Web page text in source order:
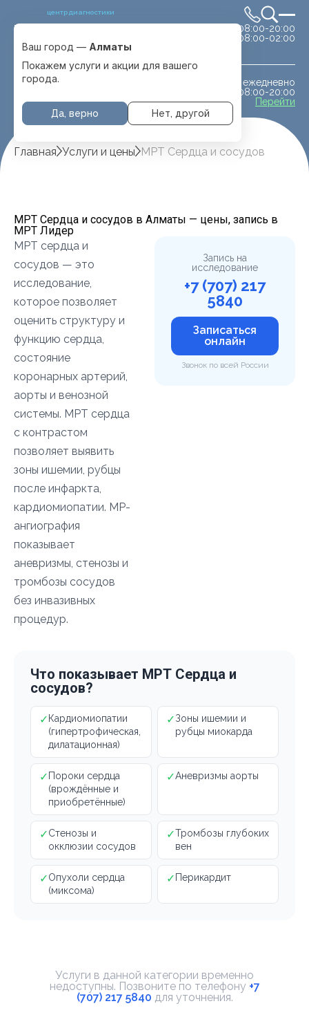
центр диагностики
Выбрать город
с. Отеген батыра
сб-вс 08:00-20:00
08:00-02:00
ежедневно
08:00-20:00
Перейти
Ваш город — Алматы
Покажем услуги и акции для вашего
города.
Да, верно Нет, другой
Главная Услуги и цены МРТ Сердца и сосудов
МРТ Сердца и сосудов в Алматы — цены, запись в
МРТ Лидер
МРТ сердца и
сосудов — это
исследование,
которое позволяет
оценить структуру и
функцию сердца,
состояние
коронарных артерий,
аорты и венозной
системы. МРТ сердца
с контрастом
позволяет выявить
зоны ишемии, рубцы
после инфаркта,
кардиомиопатии. МР-
ангиография
показывает
аневризмы, стенозы и
тромбозы сосудов
без инвазивных
процедур.
Запись на
исследование
+7 (707) 217
5840
Записаться
онлайн
Звонок по всей России
Что показывает МРТ Сердца и
сосудов?
✓ Кардиомиопатии
(гипертрофическая,
дилатационная)
✓Зоны ишемии и
рубцы миокарда
✓ Пороки сердца
(врождённые и
приобретённые)
✓Аневризмы аорты
✓Стенозы и
окклюзии сосудов
✓Тромбозы глубоких
вен
✓Опухоли сердца
(миксома)
✓ Перикардит
Услуги в данной категории временно
недоступны. Позвоните по телефону +7
(707) 217 5840 для уточнения.